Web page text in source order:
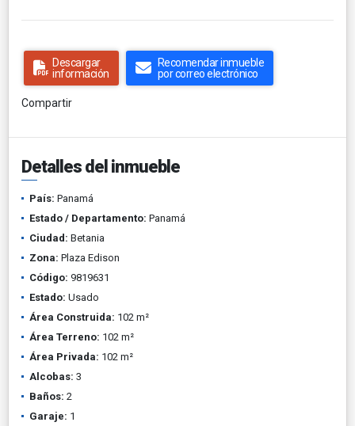
Descargar
información
Recomendar inmueble
por correo electrónico
Compartir
Detalles del inmueble
País: Panamá
Estado / Departamento: Panamá
Ciudad: Betania
Zona: Plaza Edison
Código: 9819631
Estado: Usado
Área Construida: 102 m²
Área Terreno: 102 m²
Área Privada: 102 m²
Alcobas: 3
Baños: 2
Garaje: 1